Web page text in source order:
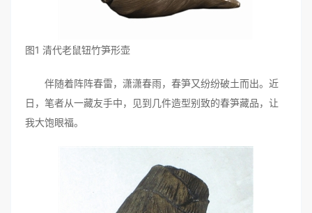
图1 清代老鼠钮竹笋形壶
伴随着阵阵春雷，潇潇春雨，春笋又纷纷破土而出。近
日，笔者从一藏友手中，见到几件造型别致的春笋藏品，让
我大饱眼福。